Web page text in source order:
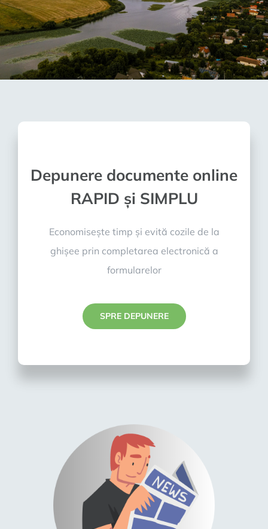
Depunere documente online
RAPID și SIMPLU
Economisește timp și evită cozile de la
ghișee prin completarea electronică a
formularelor
SPRE DEPUNERE